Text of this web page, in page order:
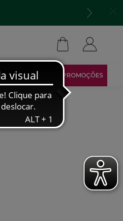
RESERVADA PROMOÇÕES